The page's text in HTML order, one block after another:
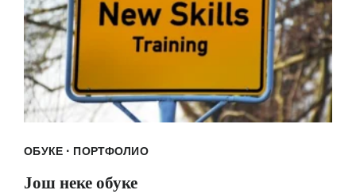
ОБУКЕ · ПОРТФОЛИО
Још неке обуке